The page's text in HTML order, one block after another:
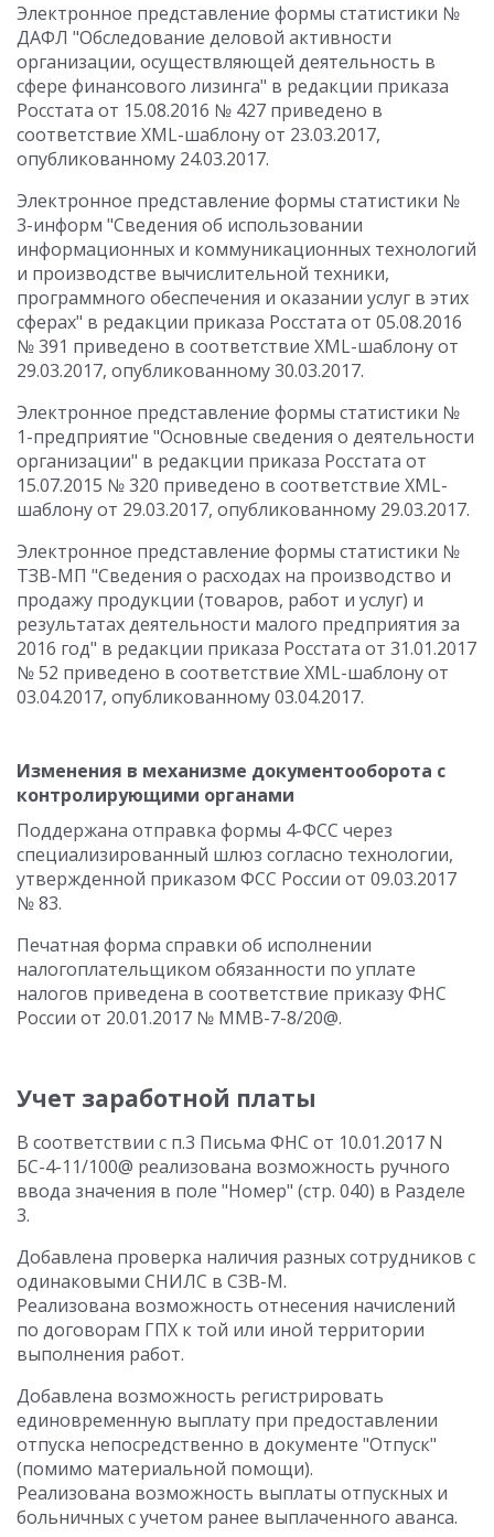
Электронное представление формы статистики №
ДАФЛ "Обследование деловой активности
организации, осуществляющей деятельность в
сфере финансового лизинга" в редакции приказа
Росстата от 15.08.2016 № 427 приведено в
соответствие XML-шаблону от 23.03.2017,
опубликованному 24.03.2017.
Электронное представление формы статистики №
3-информ "Сведения об использовании
информационных и коммуникационных технологий
и производстве вычислительной техники,
программного обеспечения и оказании услуг в этих
сферах" в редакции приказа Росстата от 05.08.2016
№ 391 приведено в соответствие XML-шаблону от
29.03.2017, опубликованному 30.03.2017.
Электронное представление формы статистики №
1-предприятие "Основные сведения о деятельности
организации" в редакции приказа Росстата от
15.07.2015 № 320 приведено в соответствие XML-
шаблону от 29.03.2017, опубликованному 29.03.2017.
Электронное представление формы статистики №
ТЗВ-МП "Сведения о расходах на производство и
продажу продукции (товаров, работ и услуг) и
результатах деятельности малого предприятия за
2016 год" в редакции приказа Росстата от 31.01.2017
№ 52 приведено в соответствие XML-шаблону от
03.04.2017, опубликованному 03.04.2017.
Изменения в механизме документооборота с
контролирующими органами
Поддержана отправка формы 4-ФСС через
специализированный шлюз согласно технологии,
утвержденной приказом ФСС России от 09.03.2017
№ 83.
Печатная форма справки об исполнении
налогоплательщиком обязанности по уплате
налогов приведена в соответствие приказу ФНС
России от 20.01.2017 № ММВ-7-8/20@.
Учет заработной платы
В соответствии с п.3 Письма ФНС от 10.01.2017 N
БС-4-11/100@ реализована возможность ручного
ввода значения в поле "Номер" (стр. 040) в Разделе
3.
Добавлена проверка наличия разных сотрудников с
одинаковыми СНИЛС в СЗВ-М.
Реализована возможность отнесения начислений
по договорам ГПХ к той или иной территории
выполнения работ.
Добавлена возможность регистрировать
единовременную выплату при предоставлении
отпуска непосредственно в документе "Отпуск"
(помимо материальной помощи).
Реализована возможность выплаты отпускных и
больничных с учетом ранее выплаченного аванса.